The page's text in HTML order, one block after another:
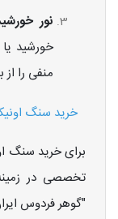
نور
خورشید
منفی را
خرید سنگ
برای خرید سنگ
تخصصی در
"گوهر فردوس